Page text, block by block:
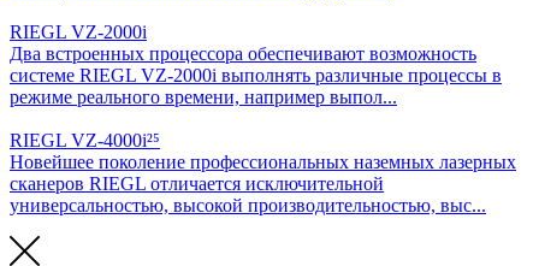
RIEGL VZ-2000i
Два встроенных процессора обеспечивают возможность
системе RIEGL VZ-2000i выполнять различные процессы в
режиме реального времени, например выпол...
RIEGL VZ-4000i²⁵
Новейшее поколение профессиональных наземных лазерных
сканеров RIEGL отличается исключительной
универсальностью, высокой производительностью, выс...